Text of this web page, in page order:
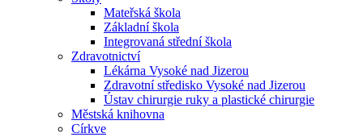
Mateřská škola
Základní škola
Integrovaná střední škola
Zdravotnictví
Lékárna Vysoké nad Jizerou
Zdravotní středisko Vysoké nad Jizerou
Ústav chirurgie ruky a plastické chirurgie
Městská knihovna
Církve